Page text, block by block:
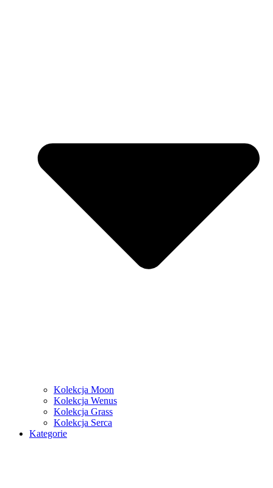
Kolekcja Moon
Kolekcja Wenus
Kolekcja Grass
Kolekcja Serca
Kategorie